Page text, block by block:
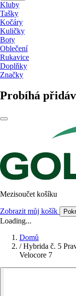
Kluby
Tašky
Kočáry
Kuličky
Boty
Oblečení
Rukavice
Doplňky
Značky
Probíhá
Mezisoučet košíku
Zobrazit můj košík
Loading...
Domů
/ Hybrida č. 5
Velocore 7